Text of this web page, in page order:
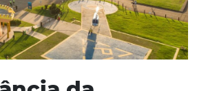
turistas, a diária média dos
refletindo a crescente
a economia local, gerando